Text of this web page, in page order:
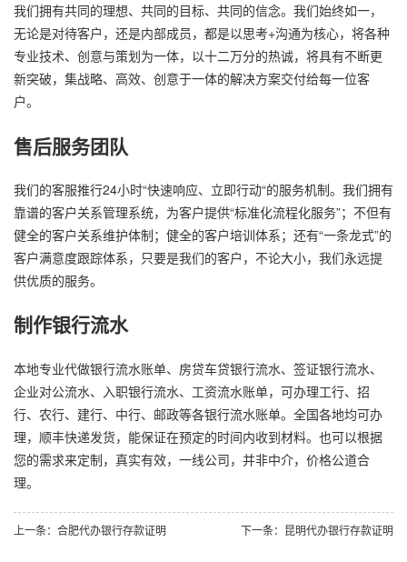
我们拥有共同的理想、共同的目标、共同的信念。我们始终如一，
无论是对待客户，还是内部成员，都是以思考+沟通为核心，将各种
专业技术、创意与策划为一体，以十二万分的热诚，将具有不断更
新突破，集战略、高效、创意于一体的解决方案交付给每一位客
户。
售后服务团队
我们的客服推行24小时“快速响应、立即行动“的服务机制。我们拥有
靠谱的客户关系管理系统，为客户提供“标准化流程化服务”；不但有
健全的客户关系维护体制；健全的客户培训体系；还有“一条龙式”的
客户满意度跟踪体系，只要是我们的客户，不论大小，我们永远提
供优质的服务。
制作银行流水
本地专业代做银行流水账单、房贷车贷银行流水、签证银行流水、
企业对公流水、入职银行流水、工资流水账单，可办理工行、招
行、农行、建行、中行、邮政等各银行流水账单。全国各地均可办
理，顺丰快递发货，能保证在预定的时间内收到材料。也可以根据
您的需求来定制，真实有效，一线公司，并非中介，价格公道合
理。
上一条：合肥代办银行存款证明 下一条：昆明代办银行存款证明